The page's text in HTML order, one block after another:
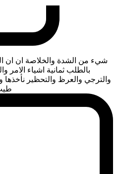
شيء من الشدة والخلاصة ان ان
بالطلب ثمانية اشياء الامر
والترجي والعرظ والتحظير نأخذها